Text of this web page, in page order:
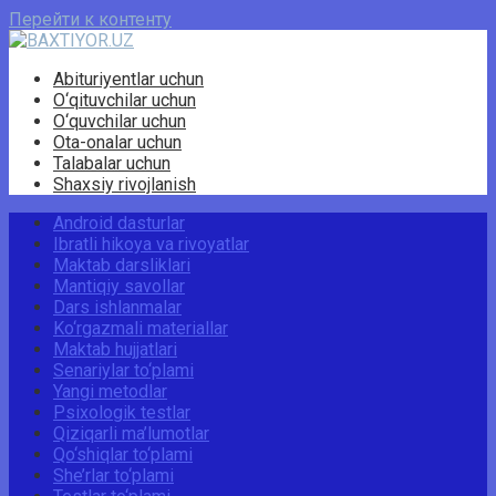
Перейти к контенту
Abituriyentlar uchun
O‘qituvchilar uchun
O‘quvchilar uchun
Ota-onalar uchun
Talabalar uchun
Shaxsiy rivojlanish
Android dasturlar
Ibratli hikoya va rivoyatlar
Maktab darsliklari
Mantiqiy savollar
Dars ishlanmalar
Ko‘rgazmali materiallar
Maktab hujjatlari
Senariylar to‘plami
Yangi metodlar
Psixologik testlar
Qiziqarli ma’lumotlar
Qo‘shiqlar to‘plami
She’rlar to‘plami